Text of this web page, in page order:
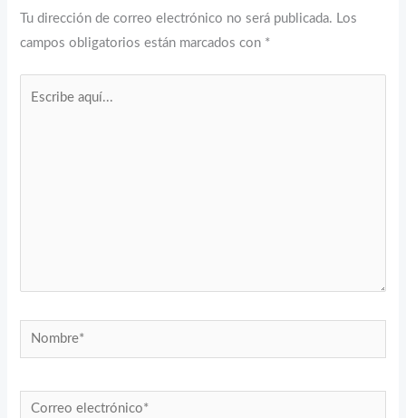
Tu dirección de correo electrónico no será publicada. Los
campos obligatorios están marcados con *
Nombre*
Correo